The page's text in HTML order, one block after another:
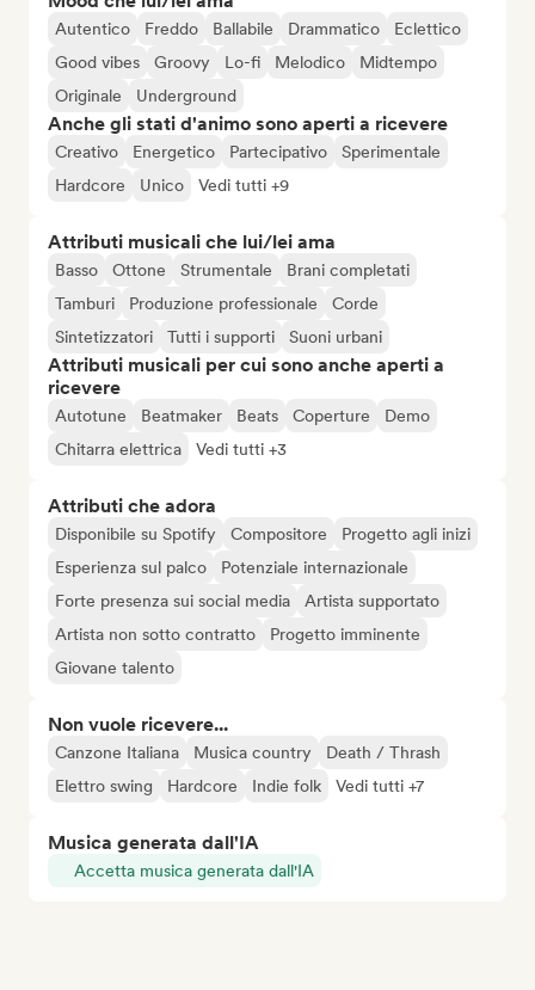
Autentico Freddo Ballabile Drammatico
Eclettico
Good vibes
Groovy Lo-fi Melodico
Midtempo
Originale
Underground
Anche gli stati d'animo sono aperti a ricevere
Creativo Energetico Partecipativo
Sperimentale
Hardcore
Unico Vedi tutti +9
Attributi musicali che lui/lei ama
Basso Ottone Strumentale
Brani completati
Tamburi
Produzione professionale
Corde
Sintetizzatori
Tutti i supporti Suoni urbani
Attributi musicali per cui sono anche aperti a
ricevere
Autotune Beatmaker Beats Coperture
Demo
Chitarra elettrica
Vedi tutti +3
Attributi che adora
Disponibile su Spotify Compositore
Progetto agli inizi
Esperienza sul palco
Potenziale internazionale
Forte presenza sui social media
Artista supportato
Artista non sotto contratto
Progetto imminente
Giovane talento
Non vuole ricevere...
Canzone Italiana Musica country
Death / Thrash
Elettro swing
Hardcore Indie folk Vedi tutti +7
Musica generata dall'IA
Accetta musica generata dall'IA